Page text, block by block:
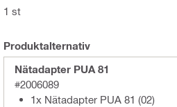
1 st
Produktalternativ
Nätadapter PUA 81
#2006089
1x Nätadapter PUA 81 (02)